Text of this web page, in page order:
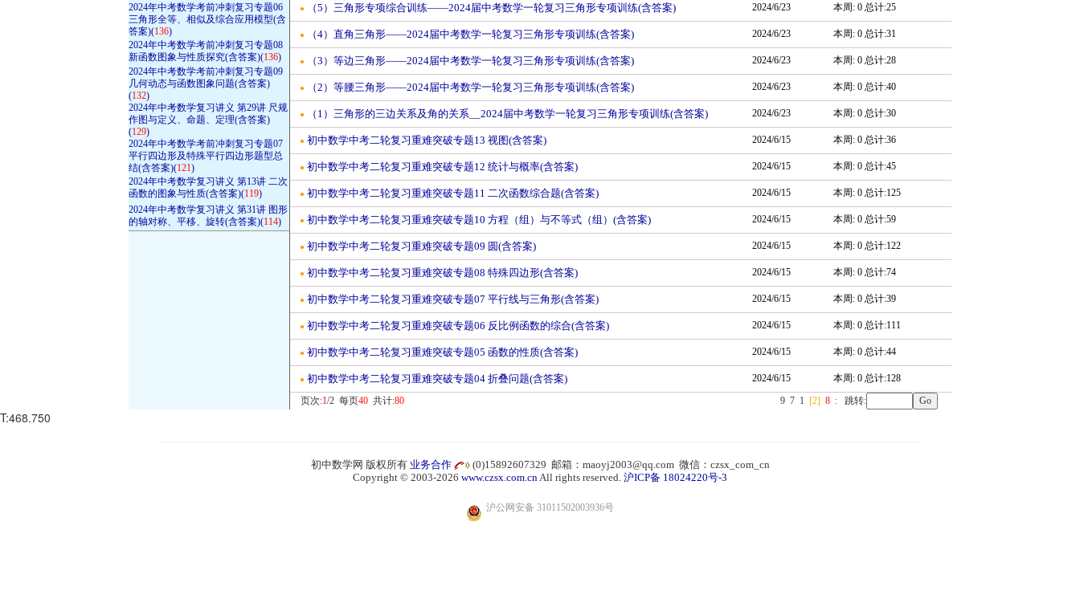
2024年中考数学考前冲刺复习专题06
三角形全等、相似及综合应用模型(含
答案)(136)
2024年中考数学考前冲刺复习专题08
新函数图象与性质探究(含答案)(136)
2024年中考数学考前冲刺复习专题09
几何动态与函数图象问题(含答案)
(132)
2024年中考数学复习讲义 第29讲 尺规
作图与定义、命题、定理(含答案)
(129)
2024年中考数学考前冲刺复习专题07
平行四边形及特殊平行四边形题型总
结(含答案)(121)
2024年中考数学复习讲义 第13讲 二次
函数的图象与性质(含答案)(119)
2024年中考数学复习讲义 第31讲 图形
的轴对称、平移、旋转(含答案)(114)
● （5）三角形专项综合训练——2024届中考数学一轮复习三角形专项训练(含答案) 2024/6/23 本周: 0 总计:25
● （4）直角三角形——2024届中考数学一轮复习三角形专项训练(含答案) 2024/6/23 本周: 0 总计:31
● （3）等边三角形——2024届中考数学一轮复习三角形专项训练(含答案) 2024/6/23 本周: 0 总计:28
● （2）等腰三角形——2024届中考数学一轮复习三角形专项训练(含答案) 2024/6/23 本周: 0 总计:40
● （1）三角形的三边关系及角的关系__2024届中考数学一轮复习三角形专项训练(含答案) 2024/6/23 本周: 0 总计:30
● 初中数学中考二轮复习重难突破专题13 视图(含答案) 2024/6/15 本周: 0 总计:36
● 初中数学中考二轮复习重难突破专题12 统计与概率(含答案) 2024/6/15 本周: 0 总计:45
● 初中数学中考二轮复习重难突破专题11 二次函数综合题(含答案) 2024/6/15 本周: 0 总计:125
● 初中数学中考二轮复习重难突破专题10 方程（组）与不等式（组）(含答案) 2024/6/15 本周: 0 总计:59
● 初中数学中考二轮复习重难突破专题09 圆(含答案) 2024/6/15 本周: 0 总计:122
● 初中数学中考二轮复习重难突破专题08 特殊四边形(含答案) 2024/6/15 本周: 0 总计:74
● 初中数学中考二轮复习重难突破专题07 平行线与三角形(含答案) 2024/6/15 本周: 0 总计:39
● 初中数学中考二轮复习重难突破专题06 反比例函数的综合(含答案) 2024/6/15 本周: 0 总计:111
● 初中数学中考二轮复习重难突破专题05 函数的性质(含答案) 2024/6/15 本周: 0 总计:44
● 初中数学中考二轮复习重难突破专题04 折叠问题(含答案) 2024/6/15
本周: 0 总计:128
页次:1/2 每页40 共计:80 9 7 1 [2] 8 : 跳转:
T:468.750
初中数学网 版权所有 业务合作
(0)15892607329 邮箱：maoyj2003@qq.com 微信：czsx_com_cn
Copyright © 2003-2026 www.czsx.com.cnAll rights reserved. 沪ICP备 18024220号-3
沪公网安备 31011502003936号